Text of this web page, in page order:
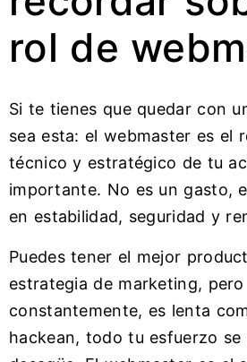
rol de
Si te tienes que quedar con
sea esta: el webmaster es el
técnico y estratégico de tu
importante. No es un gasto,
en estabilidad, seguridad y
Puedes tener el mejor
estrategia de marketing,
constantemente, es lenta
hackean, todo tu esfuerzo se